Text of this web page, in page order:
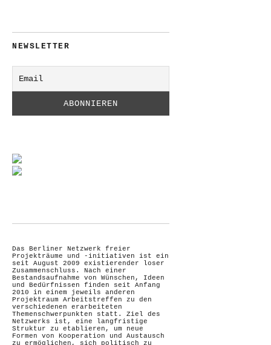
NEWSLETTER
Das Berliner Netzwerk freier
Projekträume und -initiativen ist ein
seit August 2009 existierender loser
Zusammenschluss. Nach einer
Bestandsaufnahme von Wünschen, Ideen
und Bedürfnissen finden seit Anfang
2010 in einem jeweils anderen
Projektraum Arbeitstreffen zu den
verschiedenen erarbeiteten
Themenschwerpunkten statt. Ziel des
Netzwerks ist, eine langfristige
Struktur zu etablieren, um neue
Formen von Kooperation und Austausch
zu ermöglichen, sich politisch zu